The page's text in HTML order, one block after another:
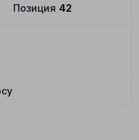
Позиция 42